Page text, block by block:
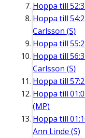
Hoppa till
Hoppa till
Carlsson (S)
Hoppa till
Hoppa till
Carlsson (S)
Hoppa till
Hoppa till
(MP)
Hoppa till
Ann Linde (S)